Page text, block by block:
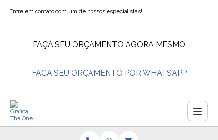
Entre em contato com um de nossos especialistas!
FAÇA SEU ORÇAMENTO AGORA MESMO
FAÇA SEU ORÇAMENTO POR WHATSAPP